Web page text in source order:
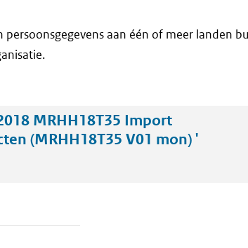
aan één of meer landen
MRHH18T35 Import
(MRHH18T35 V01 mon) '